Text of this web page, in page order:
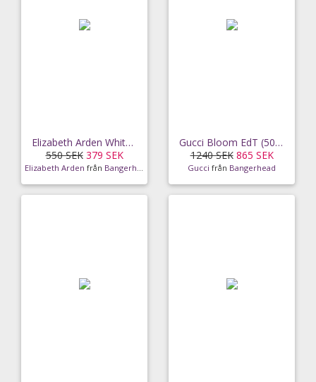
Elizabeth Arden White Tea Eau Fraiche Eau De
550 SEK 379 SEK
Elizabeth Arden från Bangerhead
Gucci Bloom EdT (50 ml)
1240 SEK 865 SEK
Gucci från Bangerhead